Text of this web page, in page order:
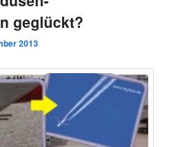
geglückt?
2013